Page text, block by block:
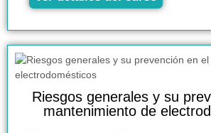
Riesgos generales y su
mantenimiento de